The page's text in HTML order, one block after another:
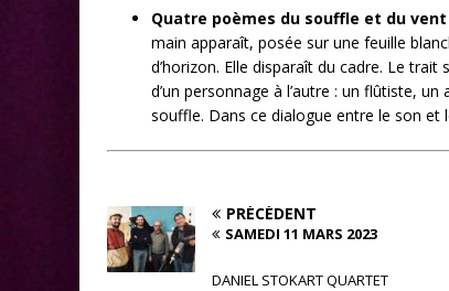
Quatre poèmes du souffle et du vent
main apparaît, posée sur une feuille
d’horizon. Elle disparaît du cadre. Le
d’un personnage à l’autre : un flûtiste,
souffle. Dans ce dialogue entre le son et
PRÉCÉDENT
SAMEDI 11 MARS 2023
DANIEL STOKART QUARTET